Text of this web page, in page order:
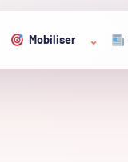
Mobiliser ⌄